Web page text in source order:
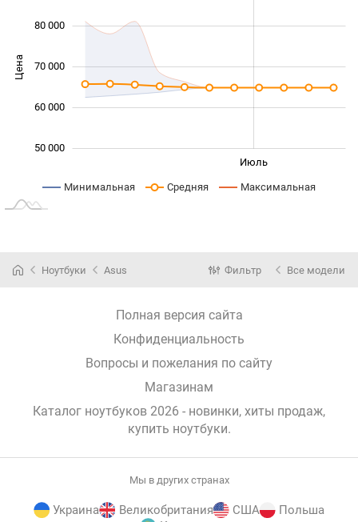
Цена 50 000
50 000
60 000
70 000
80 000
Июль
Минимальная Средняя Максимальная
Ноутбуки Asus Фильтр Все модели
Полная версия сайта
Конфиденциальность
Вопросы и пожелания по сайту
Магазинам
Каталог ноутбуков 2026 - новинки, хиты продаж,
купить ноутбуки.
Мы в других странах
Украина Великобритания США
Польша